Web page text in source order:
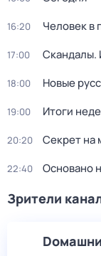
16:20 Человек в
17:00 Скандалы.
18:00 Новые
19:00 Итоги
20:20 Секрет на
22:40 Основано
Зрители